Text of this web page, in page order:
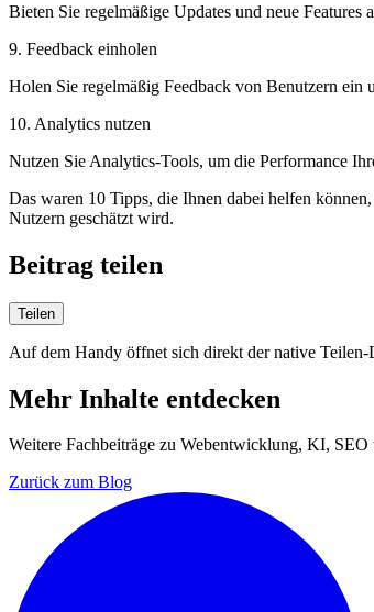
Bieten Sie regelmäßige Updates und neue
9. Feedback einholen
Holen Sie regelmäßig Feedback von Benutzern ein
10. Analytics nutzen
Nutzen Sie Analytics-Tools, um die Performance
Das waren 10 Tipps, die Ihnen dabei helfen
Nutzern geschätzt wird.
Beitrag teilen
Teilen
Auf dem Handy öffnet sich direkt der native
Mehr Inhalte entdecken
Weitere Fachbeiträge zu Webentwicklung, KI, SEO
Zurück zum Blog